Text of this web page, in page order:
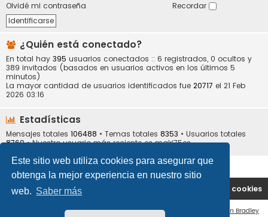
Este sitio web utiliza cookies para asegurar que
obtenga la mejor experiencia en nuestro sitio
web. Saber más
Olvidé mi contraseña Recordar
¿Quién está conectado?
En total hay 395 usuarios conectados :: 6 registrados, 0 ocultos y
389 invitados (basados en usuarios activos en los últimos 5
minutos)
La mayor cantidad de usuarios identificados fue 20717 el 21 Feb
2026 03:16
Estadísticas
Mensajes totales 106488 • Temas totales 8353 • Usuarios totales
8769• Nuestro usuario más reciente esmaki75es
Portal Índice general Borrar cookies
Ian Bradley